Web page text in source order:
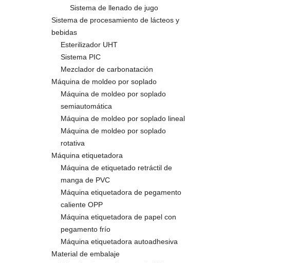
Sistema de llenado de jugo
Sistema de procesamiento de lácteos y
bebidas
Esterilizador UHT
Sistema PIC
Mezclador de carbonatación
Máquina de moldeo por soplado
Máquina de moldeo por soplado
semiautomática
Máquina de moldeo por soplado lineal
Máquina de moldeo por soplado
rotativa
Máquina etiquetadora
Máquina de etiquetado retráctil de
manga de PVC
Máquina etiquetadora de pegamento
caliente OPP
Máquina etiquetadora de papel con
pegamento frío
Máquina etiquetadora autoadhesiva
Material de embalaje